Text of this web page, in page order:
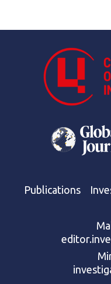
Publications